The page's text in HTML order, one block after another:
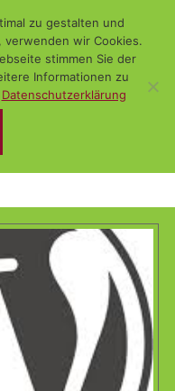
zu gestalten und
wir Cookies.
stimmen Sie der
Informationen zu
Datenschutzerklärung